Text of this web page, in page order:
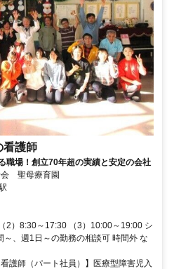
看護師
職場！創立70年超の実績と安定の会社
会 聖母療育園
2）8:30～17:30 （3）10:00～19:00 シ
、週1日～の勤務の相談可 時間外 な
護師（パート社員）】医療型障害児入